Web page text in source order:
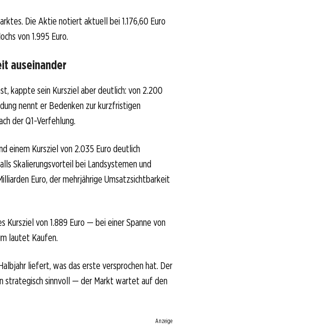
Die Aktie notiert aktuell bei 1.176,60 Euro
von 1.995 Euro.
auseinander
kappte sein Kursziel aber deutlich: von 2.200
nennt er Bedenken zur kurzfristigen
der Q1-Verfehlung.
einem Kursziel von 2.035 Euro deutlich
Skalierungsvorteil bei Landsystemen und
Euro, der mehrjährige Umsatzsichtbarkeit
von 1.889 Euro — bei einer Spanne von
lautet Kaufen.
liefert, was das erste versprochen hat. Der
strategisch sinnvoll — der Markt wartet auf den
Anzeige